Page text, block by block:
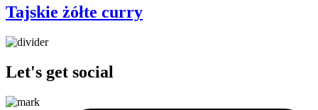
Tajskie żółte curry
Let's get social